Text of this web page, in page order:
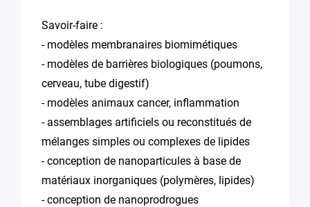
Savoir-faire :
- modèles membranaires biomimétiques
- modèles de barrières biologiques (poumons,
cerveau, tube digestif)
- modèles animaux cancer, inflammation
- assemblages artificiels ou reconstitués de
mélanges simples ou complexes de lipides
- conception de nanoparticules à base de
matériaux inorganiques (polymères, lipides)
- conception de nanoprodrogues